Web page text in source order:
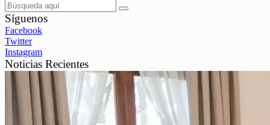
Síguenos
Facebook
Twitter
Instagram
Noticias Recientes